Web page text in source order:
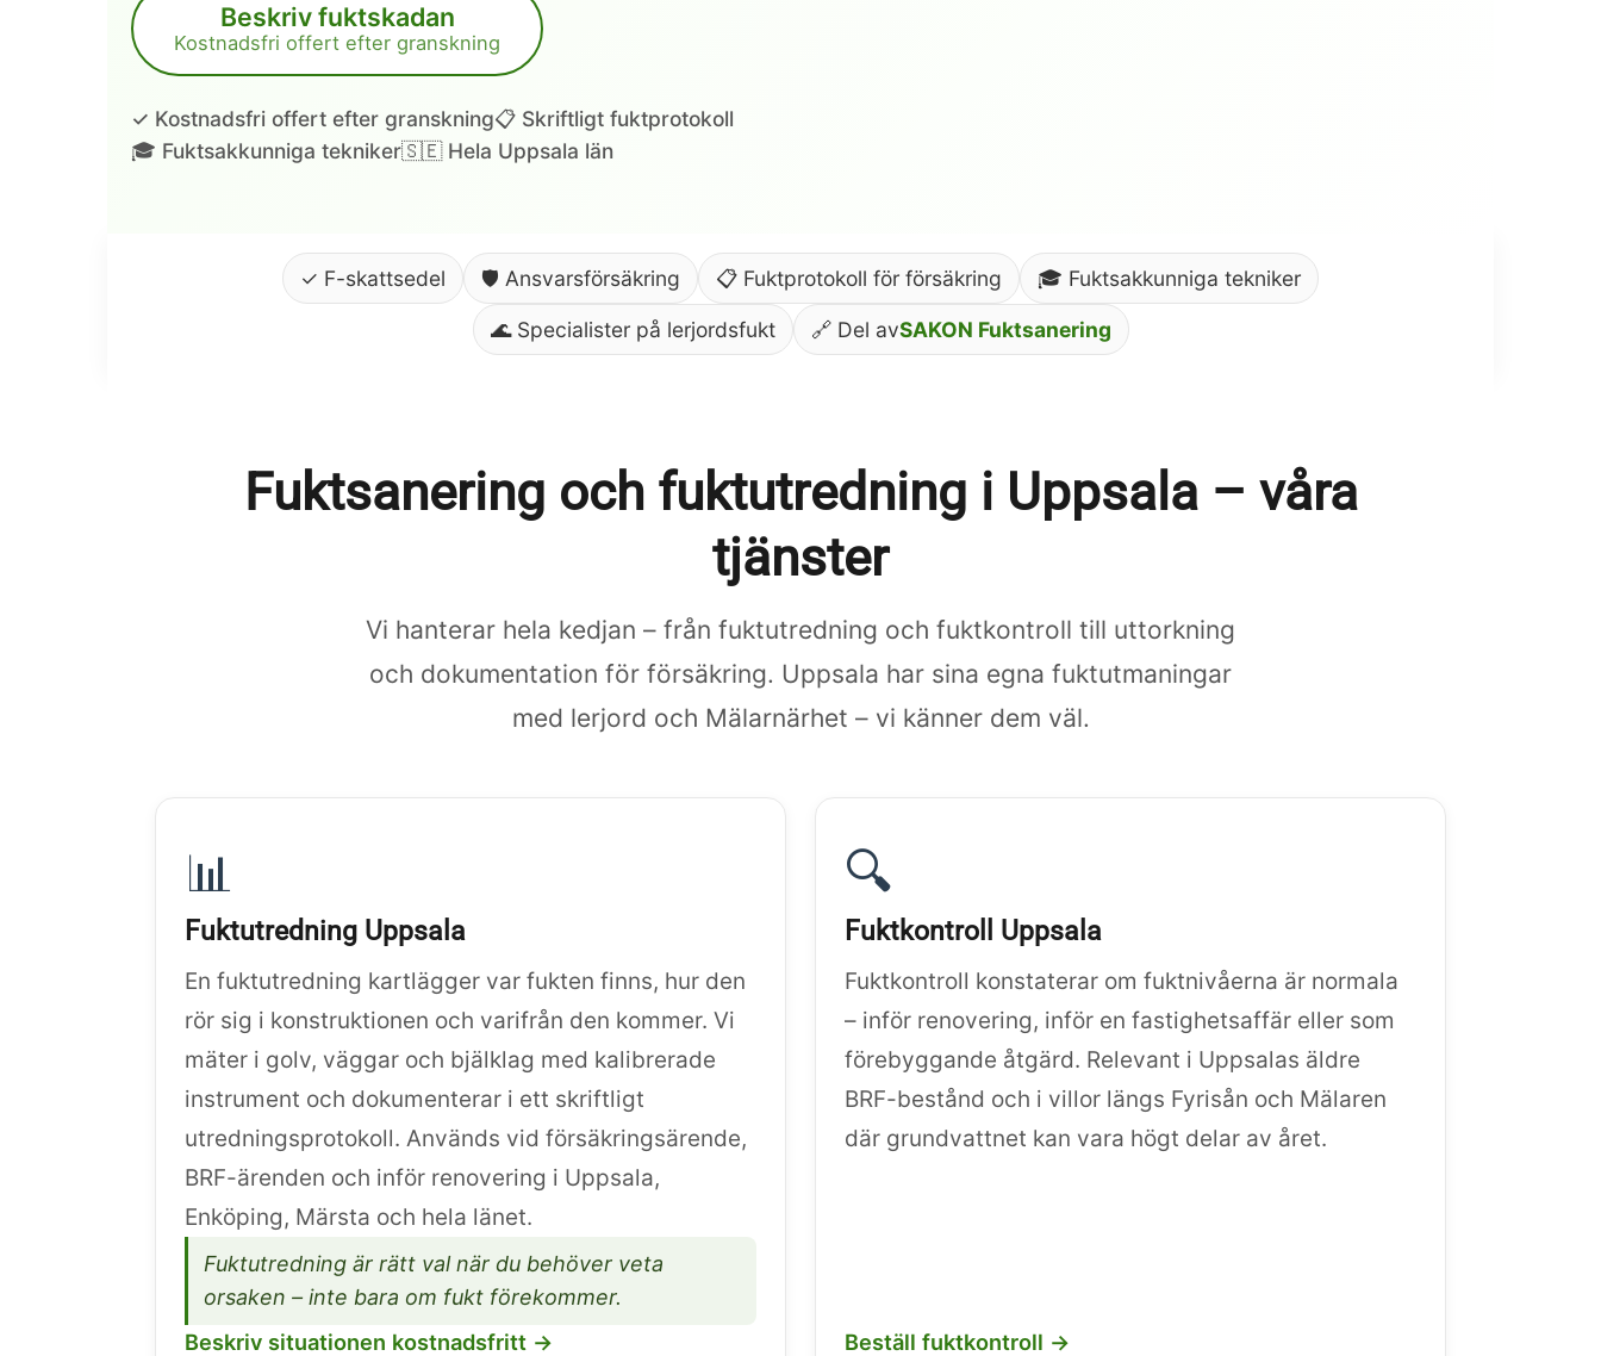
Beskriv fuktskadan
Kostnadsfri offert efter granskning
✓ Kostnadsfri offert efter granskning📋 Skriftligt fuktprotokoll
🎓 Fuktsakkunniga tekniker🇸🇪 Hela Uppsala län
✓ F-skattsedel 🛡️ Ansvarsförsäkring 📋 Fuktprotokoll för försäkring 🎓 Fuktsakkunniga tekniker
🌊 Specialister på lerjordsfukt 🔗 Del avSAKON Fuktsanering
Fuktsanering och fuktutredning i Uppsala – våra
tjänster
Vi hanterar hela kedjan – från fuktutredning och fuktkontroll till uttorkning
och dokumentation för försäkring. Uppsala har sina egna fuktutmaningar
med lerjord och Mälarnärhet – vi känner dem väl.
📊
Fuktutredning Uppsala
En fuktutredning kartlägger var fukten finns, hur den
rör sig i konstruktionen och varifrån den kommer. Vi
mäter i golv, väggar och bjälklag med kalibrerade
instrument och dokumenterar i ett skriftligt
utredningsprotokoll. Används vid försäkringsärende,
BRF-ärenden och inför renovering i Uppsala,
Enköping, Märsta och hela länet.
Fuktutredning är rätt val när du behöver veta
orsaken – inte bara om fukt förekommer.
Beskriv situationen kostnadsfritt →
🔍
Fuktkontroll Uppsala
Fuktkontroll konstaterar om fuktnivåerna är normala
– inför renovering, inför en fastighetsaffär eller som
förebyggande åtgärd. Relevant i Uppsalas äldre
BRF-bestånd och i villor längs Fyrisån och Mälaren
där grundvattnet kan vara högt delar av året.
Beställ fuktkontroll →